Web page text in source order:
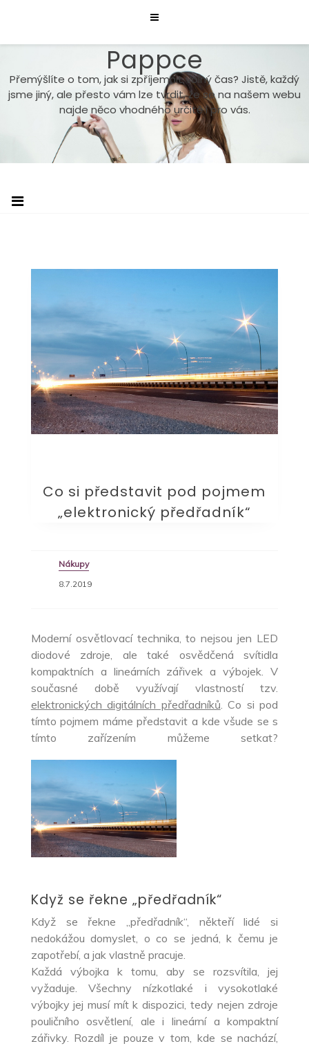
content
Pappce
Přemýšlíte o tom, jak si zpříjemnit volný čas? Jistě, každý
jsme jiný, ale přesto vám lze tvrdit, že se na našem webu
najde něco vhodného určitě i pro vás.
Co si představit pod pojmem
„elektronický předřadník“
Nákupy
8.7.2019
Moderní osvětlovací technika, to nejsou jen LED
diodové zdroje, ale také osvědčená svítidla
kompaktních a lineárních zářivek a výbojek. V
současné době využívají vlastností tzv.
elektronických digitálních předřadníků . Co si pod
tímto pojmem máme představit a kde všude se s
tímto zařízením můžeme setkat?
Když se řekne „předřadník“
Když se řekne „předřadník“, někteří lidé si
nedokážou domyslet, o co se jedná, k čemu je
zapotřebí, a jak vlastně pracuje.
Každá výbojka k tomu, aby se rozsvítila, jej
vyžaduje. Všechny nízkotlaké i vysokotlaké
výbojky jej musí mít k dispozici, tedy nejen zdroje
pouličního osvětlení, ale i lineární a kompaktní
zářivky. Rozdíl je pouze v tom, kde se nachází,